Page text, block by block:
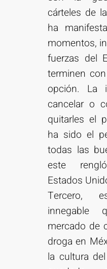
cárteles de
ha
momentos,
fuerzas del
terminen
opción. La
cancelar o
quitarles el
ha sido el
todas las
este
Estados
Tercero,
innegable
mercado de
droga en
la cultura